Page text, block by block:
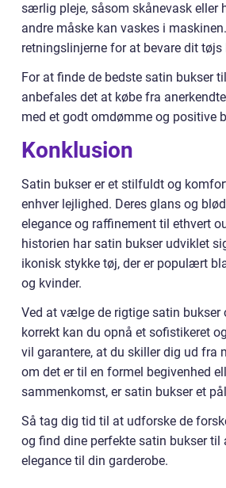
særlig pleje, såsom skånevask eller
andre måske kan vaskes i
retningslinjerne for at bevare dit tøjs
For at finde de bedste satin bukser
anbefales det at købe fra
med et godt omdømme og positive
Konklusion
Satin bukser er et stilfuldt og
enhver lejlighed. Deres glans og
elegance og raffinement til ethvert
historien har satin bukser udviklet
ikonisk stykke tøj, der er populært
og kvinder.
Ved at vælge de rigtige satin bukser
korrekt kan du opnå et sofistikeret
vil garantere, at du skiller dig ud fra
om det er til en formel begivenhed
sammenkomst, er satin bukser et
Så tag dig tid til at udforske de
og find dine perfekte satin bukser
elegance til din garderobe.